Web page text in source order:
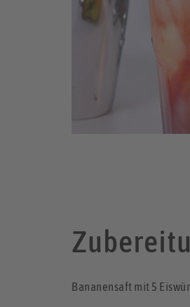
Bananensaft mit 5